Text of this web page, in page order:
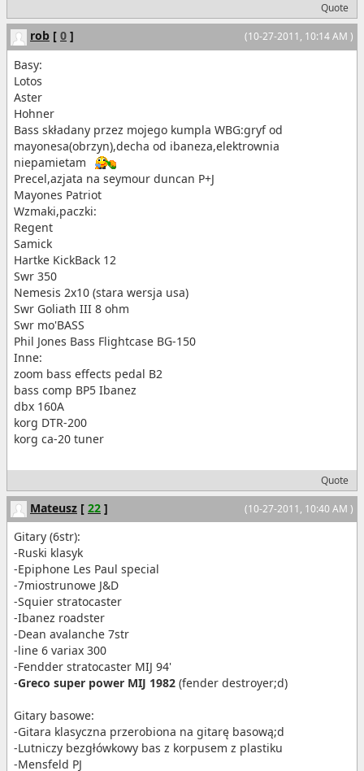
Quote
(10-27-2011, 10:14 AM )
rob [ 0 ]
Basy:
Lotos
Aster
Hohner
Bass składany przez mojego kumpla WBG:gryf od
mayonesa(obrzyn),decha od ibaneza,elektrownia
niepamietam
Precel,azjata na seymour duncan P+J
Mayones Patriot
Wzmaki,paczki:
Regent
Samick
Hartke KickBack 12
Swr 350
Nemesis 2x10 (stara wersja usa)
Swr Goliath III 8 ohm
Swr mo'BASS
Phil Jones Bass Flightcase BG-150
Inne:
zoom bass effects pedal B2
bass comp BP5 Ibanez
dbx 160A
korg DTR-200
korg ca-20 tuner
Quote
(10-27-2011, 10:40 AM )
Mateusz [ 22 ]
Gitary (6str):
-Ruski klasyk
-Epiphone Les Paul special
-7miostrunowe J&D
-Squier stratocaster
-Ibanez roadster
-Dean avalanche 7str
-line 6 variax 300
-Fendder stratocaster MIJ 94'
-Greco super power MIJ 1982 (fender destroyer;d)
Gitary basowe:
-Gitara klasyczna przerobiona na gitarę basową;d
-Lutniczy bezgłówkowy bas z korpusem z plastiku
-Mensfeld PJ